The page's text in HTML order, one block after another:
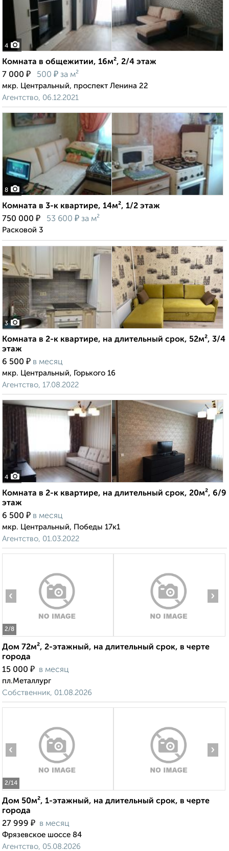
4
Комната в общежитии, 16м², 2/4 этаж
7 000 ₽ 500 ₽ за м²
мкр. Центральный, проспект Ленина 22
Агентство, 06.12.2021
8
Комната в 3-к квартире, 14м², 1/2 этаж
750 000 ₽ 53 600 ₽ за м²
Расковой 3
3
Комната в 2-к квартире, на длительный срок, 52м², 3/4
этаж
6 500 ₽ в месяц
мкр. Центральный, Горького 16
Агентство, 17.08.2022
4
Комната в 2-к квартире, на длительный срок, 20м², 6/9
этаж
6 500 ₽ в месяц
мкр. Центральный, Победы 17к1
Агентство, 01.03.2022
2/8
‹ ›
Дом 72м², 2-этажный, на длительный срок, в черте
города
15 000 ₽ в месяц
пл.Металлург
Собственник, 01.08.2026
2/14
‹ ›
Дом 50м², 1-этажный, на длительный срок, в черте
города
27 999 ₽ в месяц
Фрязевское шоссе 84
Агентство, 05.08.2026